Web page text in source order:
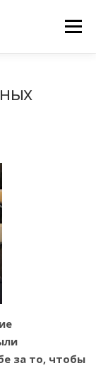
Меню
за то, чтобы